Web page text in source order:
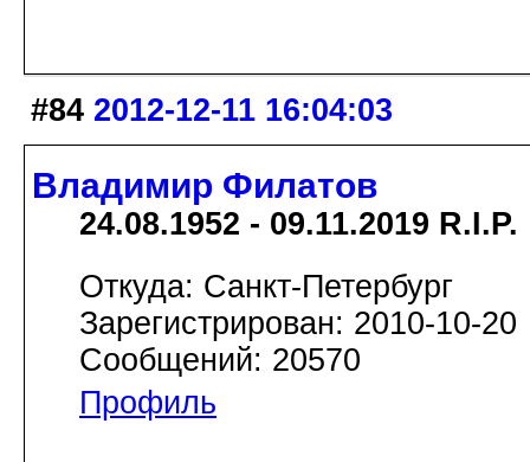
#84 2012-12-11 16:04:03
Владимир Филатов
24.08.1952 - 09.11.2019 R.I.P.
Откуда: Санкт-Петербург
Зарегистрирован: 2010-10-20
Сообщений: 20570
Профиль